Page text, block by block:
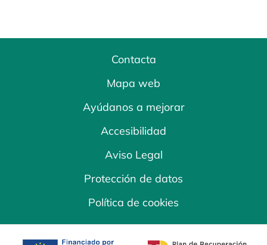
Contacta
Mapa web
Ayúdanos a mejorar
Accesibilidad
Aviso Legal
Protección de datos
Política de cookies